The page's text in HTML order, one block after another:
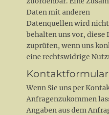
Daten mit anderen
Datenquellen wird
behalten uns vor, diese
zuprüfen, wenn uns
eine rechtswidrige
Kontaktformular
Wenn Sie uns per
Anfragenzukommen
Angaben aus dem